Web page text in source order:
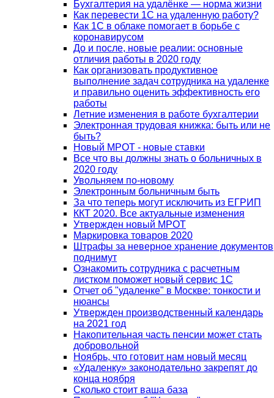
Бухгалтерия на удалёнке — норма жизни
Как перевести 1С на удаленную работу?
Как 1С в облаке помогает в борьбе с
коронавирусом
До и после, новые реалии: основные
отличия работы в 2020 году
Как организовать продуктивное
выполнение задач сотрудника на удаленке
и правильно оценить эффективность его
работы
Летние изменения в работе бухгалтерии
Электронная трудовая книжка: быть или не
быть?
Новый МРОТ - новые ставки
Все что вы должны знать о больничных в
2020 году
Увольняем по-новому
Электронным больничным быть
За что теперь могут исключить из ЕГРИП
ККТ 2020. Все актуальные изменения
Утвержден новый МРОТ
Маркировка товаров 2020
Штрафы за неверное хранение документов
поднимут
Ознакомить сотрудника с расчетным
листком поможет новый сервис 1С
Отчет об "удаленке" в Москве: тонкости и
нюансы
Утвержден производственный календарь
на 2021 год
Накопительная часть пенсии может стать
добровольной
Ноябрь, что готовит нам новый месяц
«Удаленку» законодательно закрепят до
конца ноября
Сколько стоит ваша база